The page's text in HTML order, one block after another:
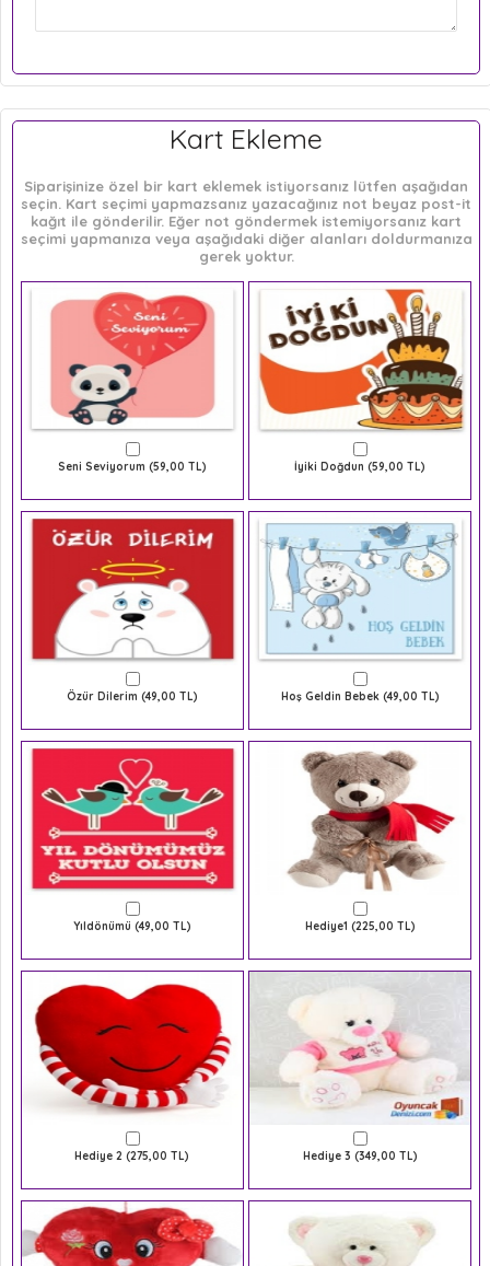
Kart Ekleme
Siparişinize özel bir kart eklemek istiyorsanız lütfen aşağıdan
seçin. Kart seçimi yapmazsanız yazacağınız not beyaz post-it
kağıt ile gönderilir. Eğer not göndermek istemiyorsanız kart
seçimi yapmanıza veya aşağıdaki diğer alanları doldurmanıza
gerek yoktur.
Seni Seviyorum (59,00 TL) İyiki Doğdun (59,00 TL)
Özür Dilerim (49,00 TL) Hoş Geldin Bebek (49,00 TL)
Yıldönümü (49,00 TL) Hediye1 (225,00 TL)
Hediye 2 (275,00 TL) Hediye 3 (349,00 TL)